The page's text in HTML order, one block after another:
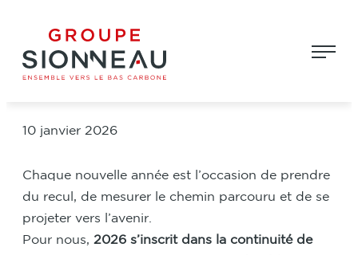
contenu
2026 : construire l’avenir avec
exigence et proximité
10 janvier 2026
Chaque nouvelle année est l’occasion de prendre
du recul, de mesurer le chemin parcouru et de se
projeter vers l’avenir.
Pour nous, 2026 s’inscrit dans la continuité de